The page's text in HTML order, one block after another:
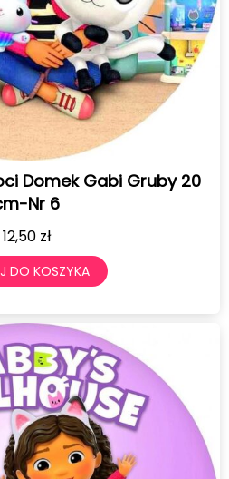
Domek Gabi Gruby 20
Nr 6
12,50 zł
DO KOSZYKA